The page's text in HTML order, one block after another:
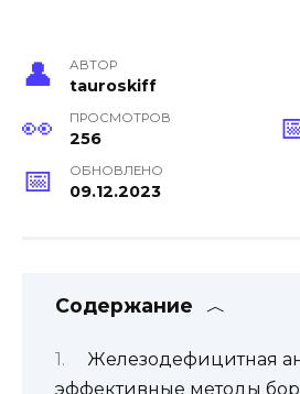
АВТОР
tauroskiff
ПРОСМОТРОВ
256
ОБНОВЛЕНО
09.12.2023
Содержание
Железодефицитная
эффективные методы